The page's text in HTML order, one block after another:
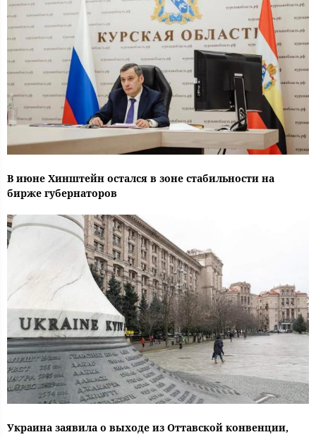
В июне Хинштейн остался в зоне стабильности на
бирже губернаторов
Украина заявила о выходе из Оттавской конвенции,